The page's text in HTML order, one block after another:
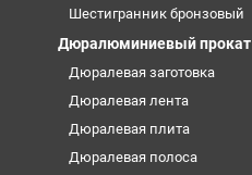
Шестигранник бронзовый
Дюралюминиевый прокат
Дюралевая заготовка
Дюралевая лента
Дюралевая плита
Дюралевая полоса